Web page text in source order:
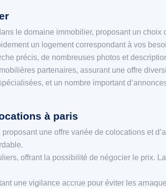
le domaine immobilier, proposant un
un logement correspondant à vos
précis, de nombreuses photos et
partenaires, assurant une offre
et un nombre important
à paris
une offre variée de colocations et
offrant la possibilité de négocier le prix.
une vigilance accrue pour éviter les